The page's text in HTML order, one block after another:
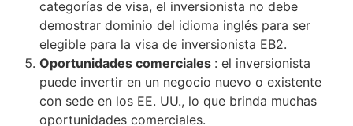
categorías de visa, el inversionista no debe
demostrar dominio del idioma inglés para ser
elegible para la visa de inversionista EB2.
Oportunidades comerciales : el inversionista
puede invertir en un negocio nuevo o existente
con sede en los EE. UU., lo que brinda muchas
oportunidades comerciales.